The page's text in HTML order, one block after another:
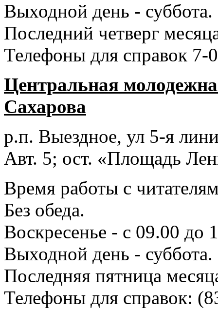
Выходной день - суббота.
Последний четверг
Телефоны для справок 7-
Центральная
Сахарова
р.п. Выездное, ул 5-я
Авт. 5; ост. «Площадь
Время работы с
Без обеда.
Воскресенье - с 09.00 до
Выходной день - суббота.
Последняя пятница
Телефоны для справок: